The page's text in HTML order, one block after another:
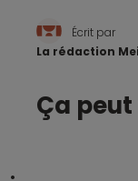
Écrit par
La rédaction
Ça